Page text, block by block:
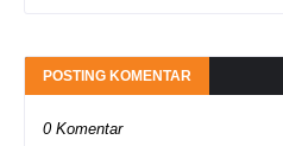
POSTING KOMENTAR
0 Komentar